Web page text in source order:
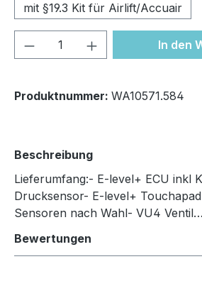
mit §19.3 Kit für Airlift/Accuair
Produkt Anzahl: GibIn den
Produktnummer: WA10571.584
Beschreibung
Lieferumfang:- E-level+ ECU inkl
Drucksensor- E-level+
Sensoren nach Wahl- VU4 Ventil…
Bewertungen